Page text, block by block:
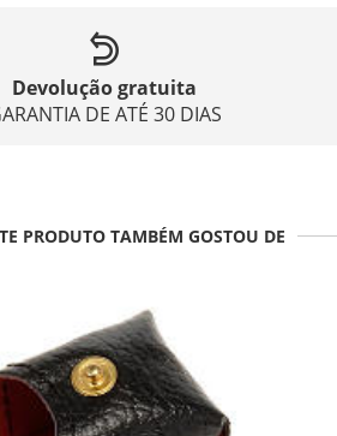
Devolução gratuita
DE ATÉ 30 DIAS
PRODUTO TAMBÉM GOSTOU DE